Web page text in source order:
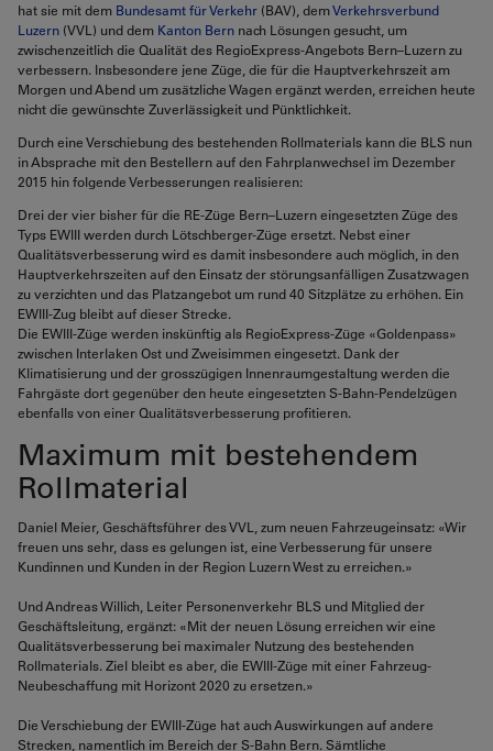
hat sie mit dem Bundesamt für Verkehr (BAV), demVerkehrsverbund
Luzern (VVL) und dem Kanton Bern nach Lösungen gesucht, um
zwischenzeitlich die Qualität des RegioExpress-Angebots Bern–Luzern zu
verbessern. Insbesondere jene Züge, die für die Hauptverkehrszeit am
Morgen und Abend um zusätzliche Wagen ergänzt werden, erreichen heute
nicht die gewünschte Zuverlässigkeit und Pünktlichkeit.
Durch eine Verschiebung des bestehenden Rollmaterials kann die BLS nun
in Absprache mit den Bestellern auf den Fahrplanwechsel im Dezember
2015 hin folgende Verbesserungen realisieren:
Drei der vier bisher für die RE-Züge Bern–Luzern eingesetzten Züge des
Typs EWIII werden durch Lötschberger-Züge ersetzt. Nebst einer
Qualitätsverbesserung wird es damit insbesondere auch möglich, in den
Hauptverkehrszeiten auf den Einsatz der störungsanfälligen Zusatzwagen
zu verzichten und das Platzangebot um rund 40 Sitzplätze zu erhöhen. Ein
EWIII-Zug bleibt auf dieser Strecke.
Die EWIII-Züge werden inskünftig als RegioExpress-Züge «Goldenpass»
zwischen Interlaken Ost und Zweisimmen eingesetzt. Dank der
Klimatisierung und der grosszügigen Innenraumgestaltung werden die
Fahrgäste dort gegenüber den heute eingesetzten S-Bahn-Pendelzügen
ebenfalls von einer Qualitätsverbesserung profitieren.
Maximum mit bestehendem
Rollmaterial
Daniel Meier, Geschäftsführer des VVL, zum neuen Fahrzeugeinsatz: «Wir
freuen uns sehr, dass es gelungen ist, eine Verbesserung für unsere
Kundinnen und Kunden in der Region Luzern West zu erreichen.»
Und Andreas Willich, Leiter Personenverkehr BLS und Mitglied der
Geschäftsleitung, ergänzt: «Mit der neuen Lösung erreichen wir eine
Qualitätsverbesserung bei maximaler Nutzung des bestehenden
Rollmaterials. Ziel bleibt es aber, die EWIII-Züge mit einer Fahrzeug-
Neubeschaffung mit Horizont 2020 zu ersetzen.»
Die Verschiebung der EWIII-Züge hat auch Auswirkungen auf andere
Strecken, namentlich im Bereich der S-Bahn Bern. Sämtliche